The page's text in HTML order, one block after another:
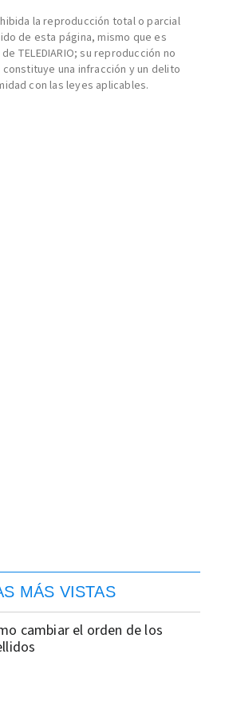
la reproducción total o parcial
de esta página, mismo que es
TELEDIARIO; su reproducción no
constituye una infracción y un delito
con las leyes aplicables.
MÁS VISTAS
cambiar el orden de los